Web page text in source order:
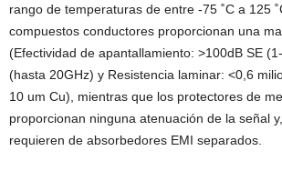
rango de temperaturas de entre -75 ˚C a 125
compuestos conductores proporcionan una
(Efectividad de apantallamiento: >100dB SE
(hasta 20GHz) y Resistencia laminar: <0,6
10 um Cu), mientras que los protectores de
proporcionan ninguna atenuación de la señal
requieren de absorbedores EMI separados.